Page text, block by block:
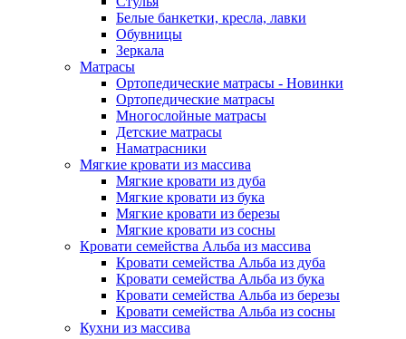
Белые банкетки, кресла, лавки
Обувницы
Зеркала
Матрасы
Ортопедические матрасы - Новинки
Ортопедические матрасы
Многослойные матрасы
Детские матрасы
Наматрасники
Мягкие кровати из массива
Мягкие кровати из дуба
Мягкие кровати из бука
Мягкие кровати из березы
Мягкие кровати из сосны
Кровати семейства Альба из массива
Кровати семейства Альба из дуба
Кровати семейства Альба из бука
Кровати семейства Альба из березы
Кровати семейства Альба из сосны
Кухни из массива